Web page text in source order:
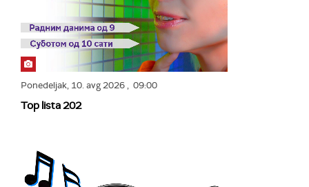
Ponedeljak, 10. avg 2026, 09:00
Top lista 202